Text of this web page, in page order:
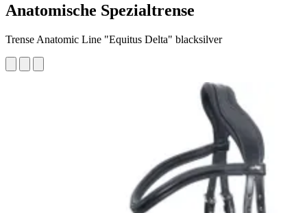
Anatomische Spezialtrense
Trense Anatomic Line "Equitus Delta" blacksilver